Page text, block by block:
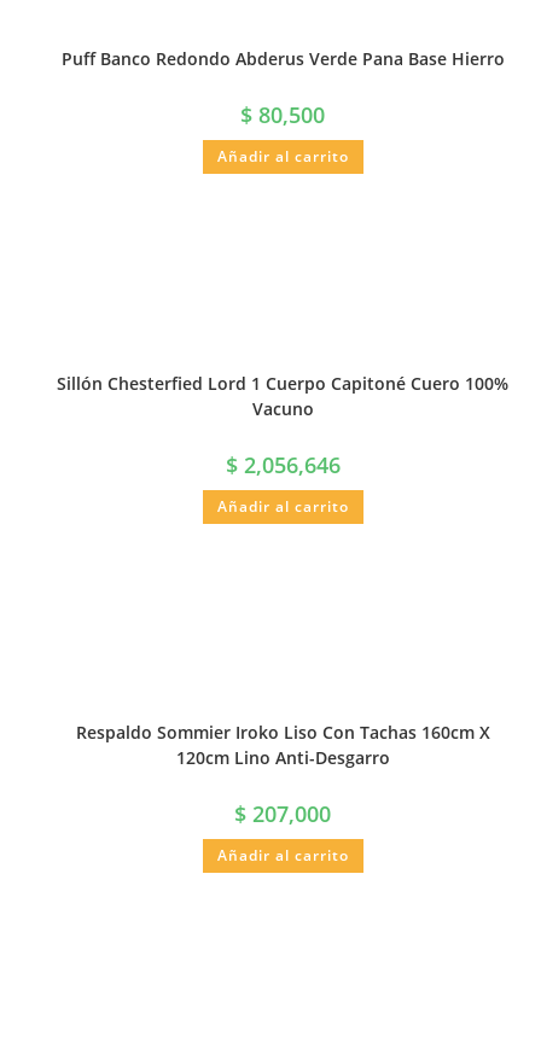
Puff Banco Redondo Abderus Verde Pana Base Hierro
$ 80,500
Añadir al carrito
Sillón Chesterfied Lord 1 Cuerpo Capitoné Cuero 100%
Vacuno
$2,056,646
Añadir al carrito
Respaldo Sommier Iroko Liso Con Tachas 160cm X
120cm Lino Anti-Desgarro
$ 207,000
Añadir al carrito